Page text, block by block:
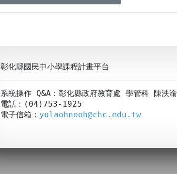
彰化縣國民中小學課程計畫平台
系統操作 Q&A：彰化縣政府教育處 學管科 陳泱渝
電話：(04)753-1925
電子信箱： yulaohnooh@chc.edu.tw